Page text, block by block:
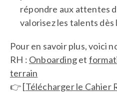
répondre aux attentes
valorisez les talents dès
Pour en savoir plus, voici
RH : Onboardinget
terrain
👉 [Télécharger le Cahier